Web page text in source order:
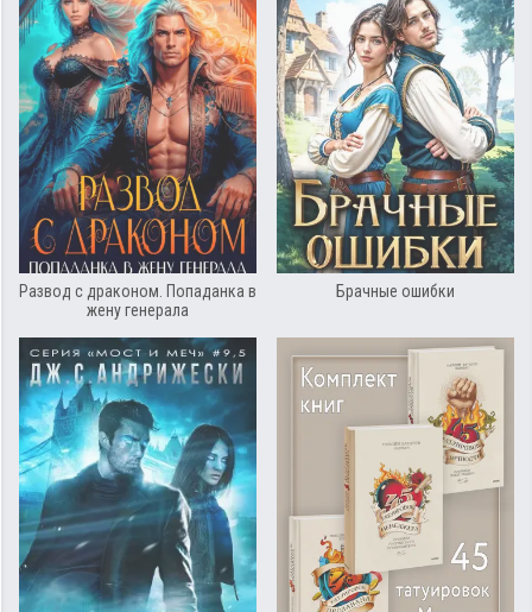
Развод с драконом. Попаданка в
жену генерала
Брачные ошибки